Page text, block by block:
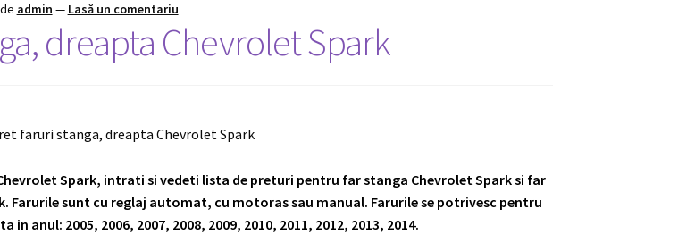
de admin — Lasă un comentariu
dreapta Chevrolet Spark
Spark, intrati si vedeti lista de preturi pentru far stanga Chevrolet Spark si far
Farurile sunt cu reglaj automat, cu motoras sau manual. Farurile se potrivesc pentru
anul: 2005, 2006, 2007, 2008, 2009, 2010, 2011, 2012, 2013, 2014.